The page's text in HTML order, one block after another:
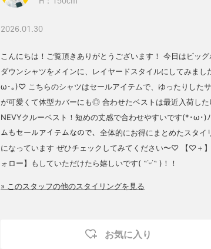
2026.01.30
こんにちは！ご覧頂きありがとうございます！ 今日はビッグ
ダウンシャツをメインに、レイヤードスタイルにしてみまし
ω･｡)♡ こちらのシャツはセールアイテムで、ゆったりした
が可愛くて体型カバーにも◎ 合わせたベストは最近入荷した
NEVYクルーベスト！短めの丈感で合わせやすいです(*･ω･)
ムもセールアイテムなので、全体的にお得にまとめたスタイ
になっています ぜひチェックしてみてください〜♡ 【♡＋
ォロー】もしていただけたら嬉しいです( ˶˙ᵕ˙˶ )！！
» このスタッフの他のスタイリングを見る
お気に入り